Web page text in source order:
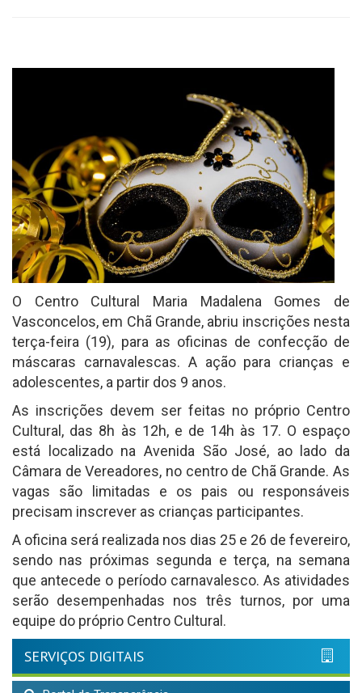
O Centro Cultural Maria Madalena Gomes de
Vasconcelos, em Chã Grande, abriu inscrições nesta
terça-feira (19), para as oficinas de confecção de
máscaras carnavalescas. A ação para crianças e
adolescentes, a partir dos 9 anos.
As inscrições devem ser feitas no próprio Centro
Cultural, das 8h às 12h, e de 14h às 17. O espaço
está localizado na Avenida São José, ao lado da
Câmara de Vereadores, no centro de Chã Grande. As
vagas são limitadas e os pais ou responsáveis
precisam inscrever as crianças participantes.
A oficina será realizada nos dias 25 e 26 de fevereiro,
sendo nas próximas segunda e terça, na semana
que antecede o período carnavalesco. As atividades
serão desempenhadas nos três turnos, por uma
equipe do próprio Centro Cultural.
SERVIÇOS DIGITAIS